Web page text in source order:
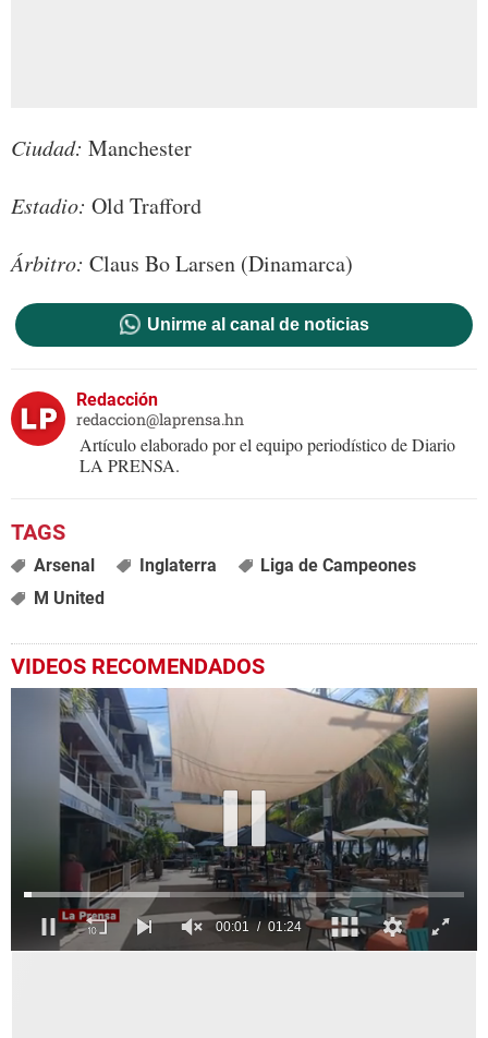
Ciudad: Manchester
Estadio: Old Trafford
Árbitro: Claus Bo Larsen (Dinamarca)
Unirme al canal de noticias
Redacción
redaccion@laprensa.hn
Artículo elaborado por el equipo periodístico de Diario
LA PRENSA.
Arsenal Inglaterra
Liga de Campeones
M United
VIDEOS RECOMENDADOS